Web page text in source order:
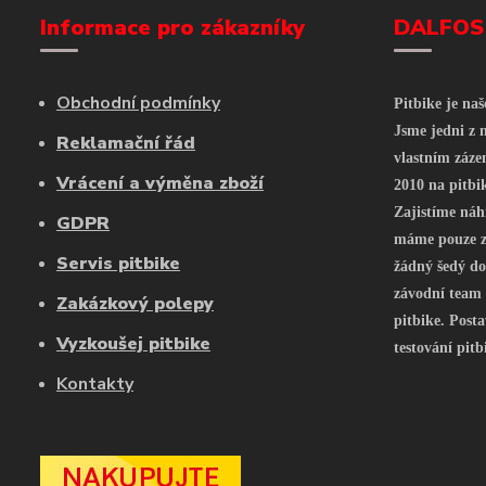
Informace pro zákazníky
Obchodní podmínky
Reklamační řád
Vrácení a výměna zboží
GDPR
Servis pitbike
Zakázkový polepy
Vyzkoušej pitbike
Kontakty
Pitbike je
Jsme jedni z
vlastním
2010 na
Zajistíme
máme pouze
žádný šedý
závodní
pitbike.
testování